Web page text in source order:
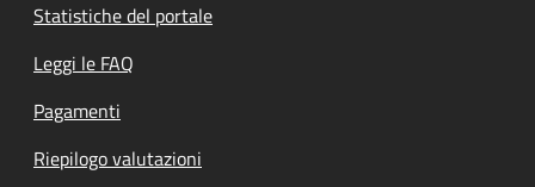
Statistiche del portale
Leggi le FAQ
Pagamenti
Riepilogo valutazioni